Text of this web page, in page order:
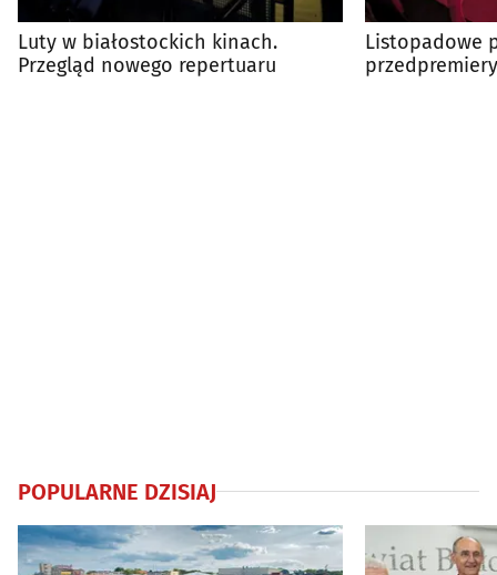
Luty w białostockich kinach.
Przegląd nowego repertuaru
Listopadowe
POPULARNE DZISIAJ